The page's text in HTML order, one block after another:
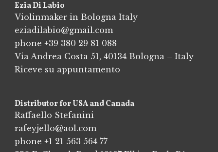
Ezia Di Labio
Violinmaker in Bologna Italy
eziadilabio@gmail.com
phone +39 380 29 81 088
Via Andrea Costa 51, 40134 Bologna – Italy
Riceve su appuntamento
Distributor for USA and Canada
Raffaello Stefanini
rafeyjello@aol.com
phone +1 21 563 564 77